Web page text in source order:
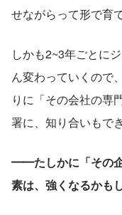
せながらって形で育
しかも2~3年ごとに
ん変わっていくので
りに「その会社の専
署に、知り合いもで
━━たしかに「その
素は、強くなるかも